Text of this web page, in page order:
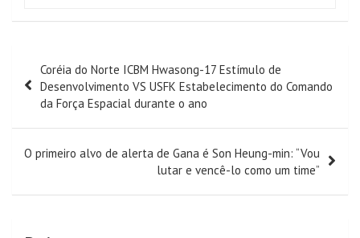
de
artigos
Coréia do Norte ICBM Hwasong-17 Estímulo de
Desenvolvimento VS USFK Estabelecimento do Comando
da Força Espacial durante o ano
O primeiro alvo de alerta de Gana é Son Heung-min: “Vou
lutar e vencê-lo como um time”